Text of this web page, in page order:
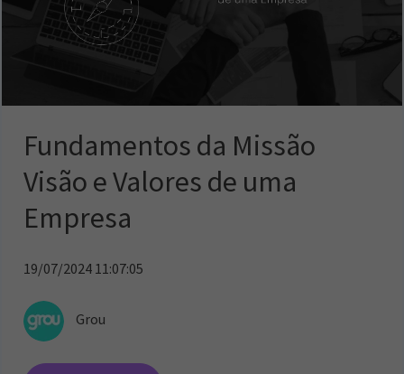
Fundamentos da Missão
Visão e Valores de uma
Empresa
19/07/2024 11:07:05
Grou